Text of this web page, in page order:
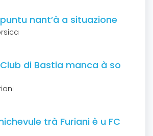
nant’à a situazione
di Bastia manca à so
trà Furiani è u FC